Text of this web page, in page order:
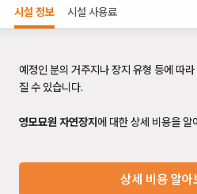
시설 정보 시설 사용료
예정인 분의 거주지나 장지 유형 등에 따라
질 수 있습니다.
영모묘원 자연장지에 대한 상세 비용을 알
상세 비용 알아